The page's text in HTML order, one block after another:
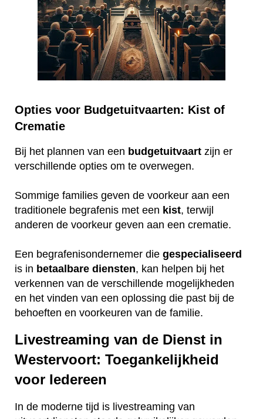
Opties voor Budgetuitvaarten: Kist of
Crematie
Bij het plannen van een budgetuitvaart zijn er
verschillende opties om te overwegen.
Sommige families geven de voorkeur aan een
traditionele begrafenis met een kist, terwijl
anderen de voorkeur geven aan een crematie.
Een begrafenisondernemer die gespecialiseerd
is in betaalbare diensten, kan helpen bij het
verkennen van de verschillende mogelijkheden
en het vinden van een oplossing die past bij de
behoeften en voorkeuren van de familie.
Livestreaming van de Dienst in
Westervoort: Toegankelijkheid
voor Iedereen
In de moderne tijd is livestreaming van